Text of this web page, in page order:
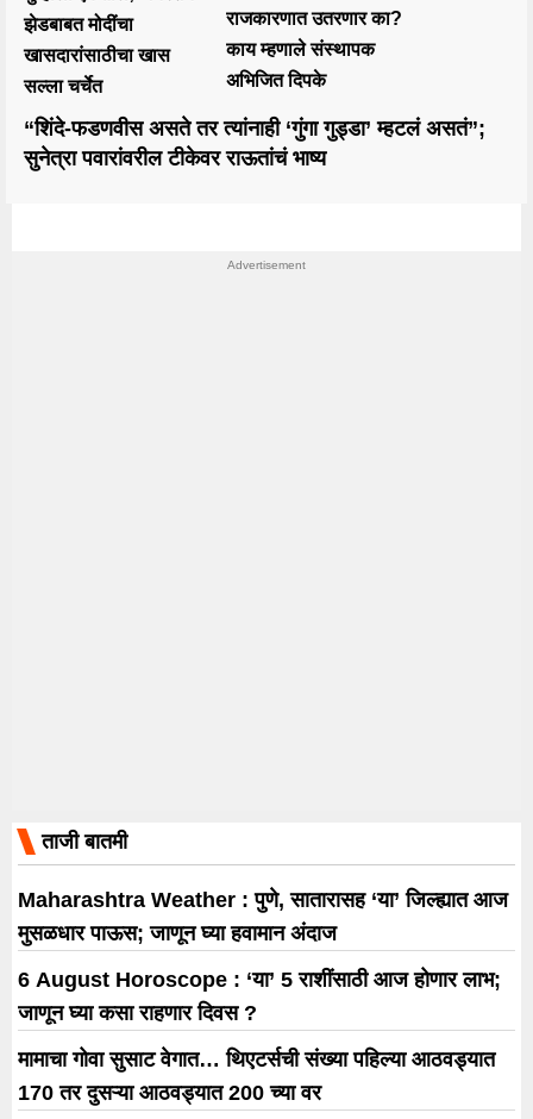
झेडबाबत मोदींचा
खासदारांसाठीचा खास
सल्ला चर्चेत
राजकारणात उतरणार का?
काय म्हणाले संस्थापक
अभिजित दिपके
“शिंदे-फडणवीस असते तर त्यांनाही ‘गुंगा गुड्डा’ म्हटलं असतं”;
सुनेत्रा पवारांवरील टीकेवर राऊतांचं भाष्य
ताजी बातमी
Maharashtra Weather : पुणे, सातारासह ‘या’ जिल्ह्यात आज
मुसळधार पाऊस; जाणून घ्या हवामान अंदाज
6 August Horoscope : ‘या’ 5 राशींसाठी आज होणार लाभ;
जाणून घ्या कसा राहणार दिवस ?
मामाचा गोवा सुसाट वेगात… थिएटर्सची संख्या पहिल्या आठवड्यात
170 तर दुसऱ्या आठवड्यात 200 च्या वर